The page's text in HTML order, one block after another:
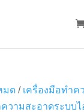
มด/ เครื่องมือทำค
ความสะอาดระบบไ